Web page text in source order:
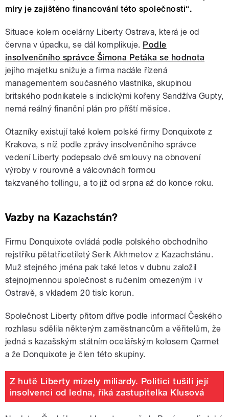
míry je zajištěno financování této společnosti“.
Situace kolem ocelárny Liberty Ostrava, která je od
června v úpadku, se dál komplikuje. Podle
insolvenčního správce Šimona Petáka se hodnota
jejího majetku snižuje a firma nadále řízená
managementem současného vlastníka, skupinou
britského podnikatele s indickými kořeny Sandžíva Gupty,
nemá reálný finanční plán pro příští měsíce.
Otazníky existují také kolem polské firmy Donquixote z
Krakova, s níž podle zprávy insolvenčního správce
vedení Liberty podepsalo dvě smlouvy na obnovení
výroby v rourovně a válcovnách formou
takzvaného tollingu, a to již od srpna až do konce roku.
Vazby na Kazachstán?
Firmu Donquixote ovládá podle polského obchodního
rejstříku pětatřicetiletý Serik Akhmetov z Kazachstánu.
Muž stejného jména pak také letos v dubnu založil
stejnojmennou společnost s ručením omezeným i v
Ostravě, s vkladem 20 tisíc korun.
Společnost Liberty přitom dříve podle informací Českého
rozhlasu sdělila některým zaměstnancům a věřitelům, že
jedná s kazašským státním ocelářským kolosem Qarmet
a že Donquixote je člen této skupiny.
Z hutě Liberty mizely miliardy. Politici tušili její
insolvenci od ledna, říká zastupitelka Klusová